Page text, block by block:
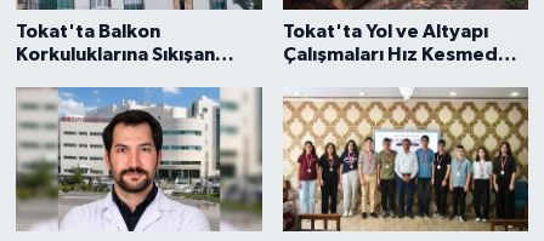
Tokat'ta Balkon
Korkuluklarına Sıkışan
Tokat'ta Yol ve Altyapı
Çalışmaları Hız Kesmeden